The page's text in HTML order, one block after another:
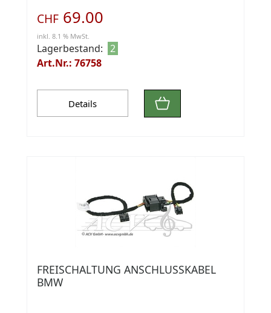
CHF 69.00
inkl. 8.1 % MwSt.
Lagerbestand: 2
Art.Nr.: 76758
Details
FREISCHALTUNG ANSCHLUSSKABEL
BMW